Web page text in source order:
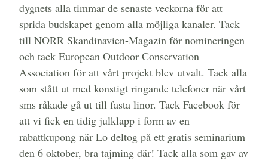
dygnets alla timmar de senaste veckorna för att
sprida budskapet genom alla möjliga kanaler. Tack
till NORR Skandinavien-Magazin för nomineringen
och tack European Outdoor Conservation
Association för att vårt projekt blev utvalt. Tack alla
som stått ut med konstigt ringande telefoner när vårt
sms råkade gå ut till fasta linor. Tack Facebook för
att vi fick en tidig julklapp i form av en
rabattkupong när Lo deltog på ett gratis seminarium
den 6 oktober, bra tajming där! Tack alla som gav av